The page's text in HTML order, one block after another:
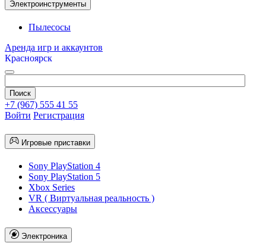
Электроинструменты
Пылесосы
Аренда игр и аккаунтов
Красноярск
+7 (967) 555 41 55
Войти Регистрация
Игровые приставки
Sony PlayStation 4
Sony PlayStation 5
Xbox Series
VR ( Виртуальная реальность )
Аксессуары
Электроника